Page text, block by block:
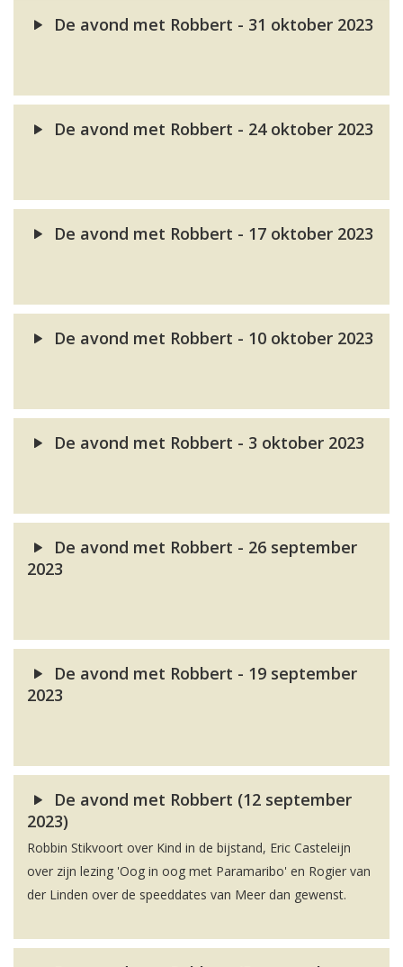
De avond met Robbert - 31 oktober 2023
De avond met Robbert - 24 oktober 2023
De avond met Robbert - 17 oktober 2023
De avond met Robbert - 10 oktober 2023
De avond met Robbert - 3 oktober 2023
De avond met Robbert - 26 september
2023
De avond met Robbert - 19 september
2023
De avond met Robbert (12 september
2023)
Robbin Stikvoort over Kind in de bijstand, Eric Casteleijn
over zijn lezing 'Oog in oog met Paramaribo' en Rogier van
der Linden over de speeddates van Meer dan gewenst.